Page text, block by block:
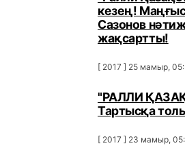
кезең!
Сазонов
жақсартты!
[ 2017 ] 25 мамыр,
"РАЛЛИ
Тартысқа
[ 2017 ] 23 мамыр,